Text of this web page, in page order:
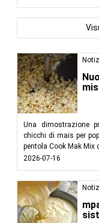
Una dimostrazione
chicchi di mais per
pentola Cook Mak Mix
2026-07-16